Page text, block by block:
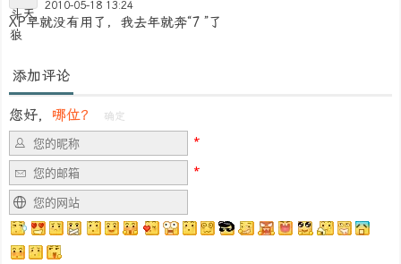
2010-05-18 13:24
XP早就没有用了，我去年就奔“7 ”了
添加评论
您好， 哪位？ 确定